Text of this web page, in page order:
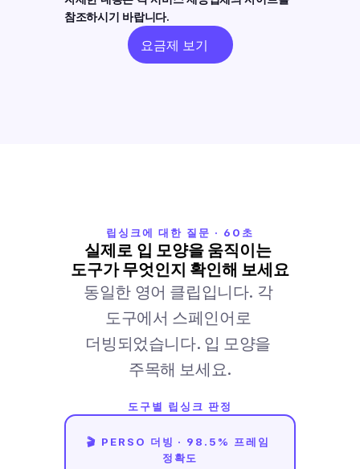
참조하시기 바랍니다.
요금제 보기
립싱크에 대한 질문 · 60초
실제로 입 모양을 움직이는
도구가 무엇인지 확인해 보세요
동일한 영어 클립입니다. 각
도구에서 스페인어로
더빙되었습니다. 입 모양을
주목해 보세요.
도구별 립싱크 판정
🎬 PERSO 더빙 · 98.5% 프레임
정확도